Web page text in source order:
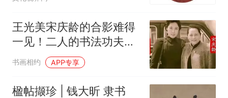
人生
王光美宋庆龄的合影难得
一见！二人的书法功夫深
厚！但格调不同！欧体古
板至极，行书不足观？
书画相约 APP专享
楹帖撷珍 | 钱大昕 隶书